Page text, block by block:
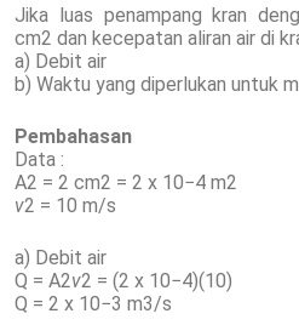
Jika luas penampang kran
cm2 dan kecepatan aliran air di
a) Debit air
b) Waktu yang diperlukan untuk
Pembahasan
Data :
A2 = 2 cm2 = 2 x 10−4 m2
v2 = 10 m/s
a) Debit air
Q = A2v2 = (2 x 10−4)(10)
Q = 2 x 10−3 m3/s